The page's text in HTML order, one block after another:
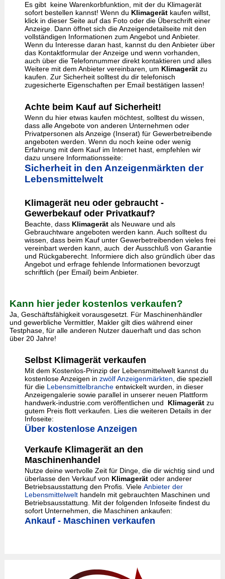
Es gibt keine Warenkorbfunktion, mit der du Klimagerät
sofort bestellen kannst! Wenn du Klimagerätkaufen willst,
klick in dieser Seite auf das Foto oder die Überschrift einer
Anzeige. Dann öffnet sich die Anzeigendetailseite mit den
vollständigen Informationen zum Angebot und Anbieter.
Wenn du Interesse daran hast, kannst du den Anbieter über
das Kontaktformular der Anzeige und wenn vorhanden,
auch über die Telefonnummer direkt kontaktieren und alles
Weitere mit dem Anbieter vereinbaren, um Klimagerätzu
kaufen. Zur Sicherheit solltest du dir telefonisch
zugesicherte Eigenschaften per Email bestätigen lassen!
Achte beim Kauf auf Sicherheit!
Wenn du hier etwas kaufen möchtest, solltest du wissen,
dass alle Angebote von anderen Unternehmen oder
Privatpersonen als Anzeige (Inserat) für Gewerbetreibende
angeboten werden. Wenn du noch keine oder wenig
Erfahrung mit dem Kauf im Internet hast, empfehlen wir
dazu unsere Informationsseite:
Sicherheit in den Anzeigenmärkten der
Lebensmittelwelt
Klimagerät neu oder gebraucht -
Gewerbekauf oder Privatkauf?
Beachte, dass Klimagerätals Neuware und als
Gebrauchtware angeboten werden kann. Auch solltest du
wissen, dass beim Kauf unter Gewerbetreibenden vieles frei
vereinbart werden kann, auch der Ausschluß von Garantie
und Rückgaberecht. Informiere dich also gründlich über das
Angebot und erfrage fehlende Informationen bevorzugt
schriftlich (per Email) beim Anbieter.
Kann hier jeder kostenlos verkaufen?
Ja, Geschäftsfähigkeit vorausgesetzt. Für Maschinenhändler
und gewerbliche Vermittler, Makler gilt dies während einer
Testphase, für alle anderen Nutzer dauerhaft und das schon
über 20 Jahre!
Selbst Klimagerät verkaufen
Mit dem Kostenlos-Prinzip der Lebensmittelwelt kannst du
kostenlose Anzeigen in zwölf Anzeigenmärkten , die speziell
für die Lebensmittelbrancheentwickelt wurden, in dieser
Anzeigengalerie sowie parallel in unserer neuen Plattform
handwerk-industrie.com veröffentlichen und Klimagerätzu
gutem Preis flott verkaufen. Lies die weiteren Details in der
Infoseite:
Über kostenlose Anzeigen
Verkaufe Klimagerät an den
Maschinenhandel
Nutze deine wertvolle Zeit für Dinge, die dir wichtig sind und
überlasse den Verkauf von Klimagerätoder anderer
Betriebsausstattung den Profis. Viele Anbieter der
Lebensmittelwelthandeln mit gebrauchten Maschinen und
Betriebsausstattung. Mit der folgenden Infoseite findest du
sofort Unternehmen, die Maschinen ankaufen:
Ankauf - Maschinen verkaufen